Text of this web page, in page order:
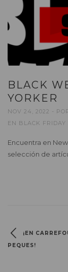
BLACK
YORKER
NOV 24, 2022
EN BLACK FRIDAY
Encuentra en
selección de
¡EN
PEQUES!